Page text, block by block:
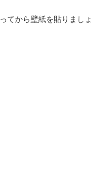
てから壁紙を貼りましょ